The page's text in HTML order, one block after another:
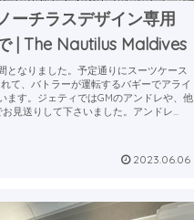
ーチラスデザイン専用
| The Nautilus Maldives
となりました。予定通りにスーツケース
て、バトラーが運転するバギーでアライ
ます。ジェティではGMのアンドレや、他
見送りして下さいました。アンドレ...
2023.06.06